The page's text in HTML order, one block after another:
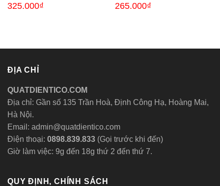
325.000₫ 265.000₫
ĐỊA CHỈ
QUATDIENTICO.COM
Địa chỉ: Gần số 135 Trần Hoà, Định Công Hạ, Hoàng Mai,
Hà Nội.
Email: admin@quatdientico.com
Điện thoại: 0898.839.833 (Gọi trước khi đến)
Giờ làm việc: 9g đến 18g thứ 2 đến thứ 7.
QUY ĐỊNH, CHÍNH SÁCH